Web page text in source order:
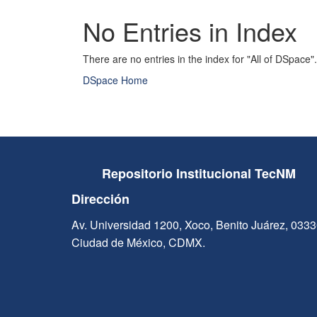
No Entries in Index
There are no entries in the index for "All of DSpace".
DSpace Home
Repositorio Institucional TecNM
Dirección
Av. Universidad 1200, Xoco, Benito Juárez,
Ciudad de México, CDMX.